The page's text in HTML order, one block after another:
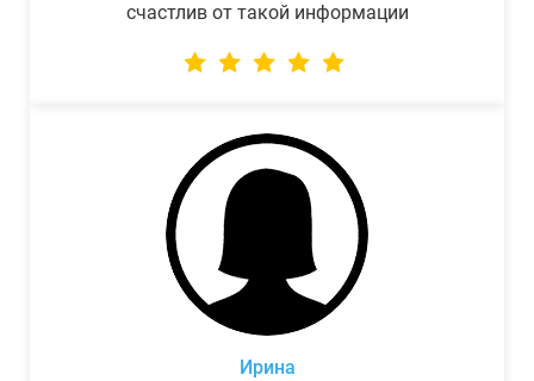
счастлив от такой информации
Ирина